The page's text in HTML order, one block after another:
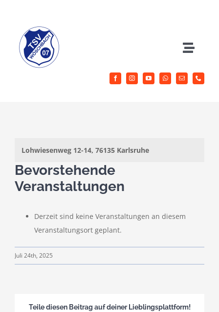
springen
Toggle
Herrenfussball
Aktuelles
Teamshop
Rechtliches
Lohwiesenweg 12-14, 76135 Karlsruhe
Bevorstehende
Veranstaltungen
Derzeit sind keine Veranstaltungen an diesem
Veranstaltungsort geplant.
Juli 24th, 2025
Teile diesen Beitrag auf deiner Lieblingsplattform!